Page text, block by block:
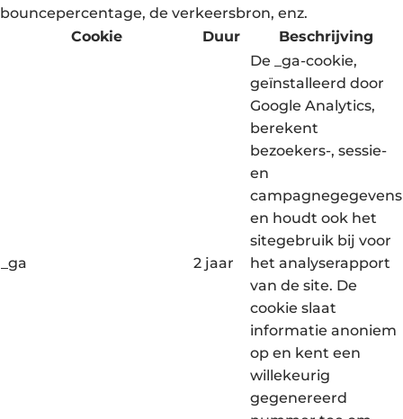
bouncepercentage, de verkeersbron, enz.
Cookie
Duur Beschrijving
_ga 2 jaar
De _ga-cookie,
geïnstalleerd door
Google Analytics,
berekent
bezoekers-, sessie-
en
campagnegegevens
en houdt ook het
sitegebruik bij voor
het analyserapport
van de site. De
cookie slaat
informatie anoniem
op en kent een
willekeurig
gegenereerd